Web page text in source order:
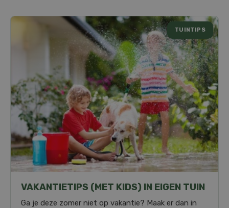
VAKANTIETIPS (MET KIDS) IN EIGEN TUIN
TUINTIPS
Ga je deze zomer niet op vakantie? Maak er dan in